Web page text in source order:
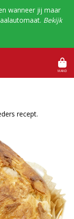
wanneer jij maar
Bekijk
MAND
recept.